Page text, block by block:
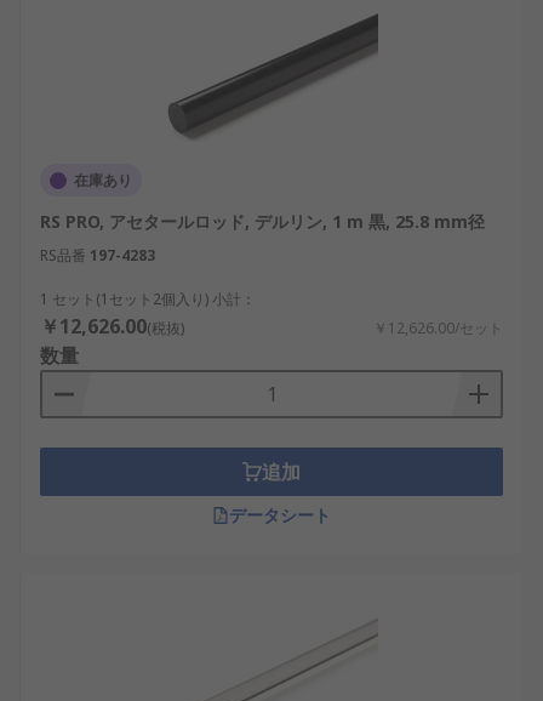
在庫あり
RS PRO, アセタールロッド, デルリン, 1 m 黒, 25.8 mm径
RS品番 197-4283
1 セット(1セット2個入り) 小計：
￥12,626.00(税抜) ￥12,626.00/セット
数量
追加
データシート